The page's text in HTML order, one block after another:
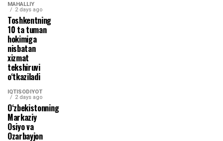
MAHALLIY
2 days ago
Toshkentning
10 ta tuman
hokimiga
nisbatan
xizmat
tekshiruvi
o‘tkaziladi
IQTISODIYOT
2 days ago
O‘zbekistonning
Markaziy
Osiyo va
Ozarbayjon